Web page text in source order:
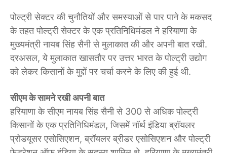
पोल्ट्री सेक्टर की चुनौतियों और समस्याओं से पार पाने के मकसद
के तहत पोल्ट्री सेक्टर के एक प्रतिनिधिमंडल ने हरियाणा के
मुख्यमंत्री नायब सिंह सैनी से ​मुलाकात की और अपनी बात रखी.
दरअसल, ये मुलाकात खासतौर पर उत्तर भारत के पोल्ट्री उद्योग
को लेकर किसानों के मुद्दों पर चर्चा करने के लिए की हुई थी.
सीएम के सामने रखी अपनी बात
हरियाणा के सीएम नायब सिंह सैनी से 300 से अधिक पोल्ट्री
किसानों के एक प्रतिनिधिमंडल, जिसमें नॉर्थ इंडिया ब्रॉयलर
प्रोडयूसर एसोसिएशन, ब्रॉयलर ब्रीडर एसोसिएशन और पोल्ट्री